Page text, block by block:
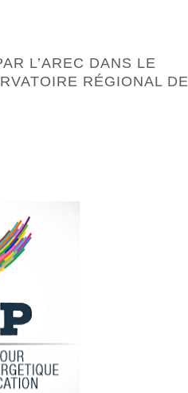
L’AREC DANS LE
RÉGIONAL DE